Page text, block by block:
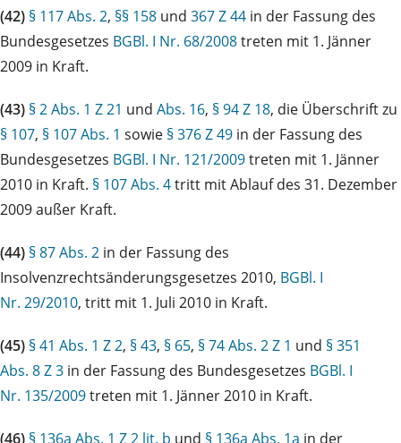
(42) § 117 Abs. 2, §§ 158 und 367 Z 44 in der Fassung des
Bundesgesetzes BGBl. I Nr. 68/2008treten mit 1. Jänner
2009 in Kraft.
(43) § 2 Abs. 1 Z 21 und Abs. 16, § 94 Z 18, die Überschrift zu
§ 107, § 107 Abs. 1 sowie § 376 Z 49 in der Fassung des
Bundesgesetzes BGBl. I Nr. 121/2009treten mit 1. Jänner
2010 in Kraft. § 107 Abs. 4tritt mit Ablauf des 31. Dezember
2009 außer Kraft.
(44) § 87 Abs. 2 in der Fassung des
Insolvenzrechtsänderungsgesetzes 2010, BGBl. I
Nr. 29/2010, tritt mit 1. Juli 2010 in Kraft.
(45) § 41 Abs. 1 Z 2, § 43, § 65, § 74 Abs. 2 Z 1 und § 351
Abs. 8 Z 3 in der Fassung des Bundesgesetzes BGBl. I
Nr. 135/2009treten mit 1. Jänner 2010 in Kraft.
(46) § 136a Abs. 1 Z 2 lit. b und § 136a Abs. 1a in der